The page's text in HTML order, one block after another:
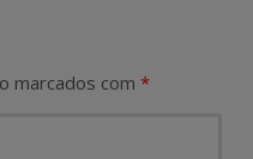
marcados com *